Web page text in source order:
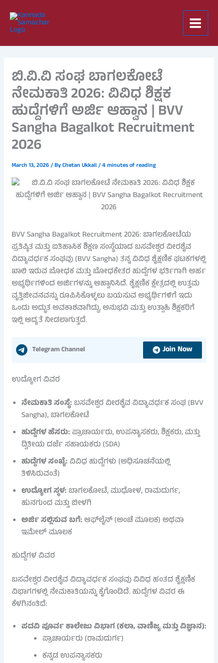
content
ಬಿ.ವಿ.ವಿ ಸಂಘ ಬಾಗಲಕೋಟೆ
ನೇಮಕಾತಿ 2026: ವಿವಿಧ ಶಿಕ್ಷಕ
ಹುದ್ದೆಗಳಿಗೆ ಅರ್ಜಿ ಆಹ್ವಾನ | BVV
Sangha Bagalkot Recruitment
2026
March 13, 2026/ ByChetan Ukkali/4 minutes of reading
BVV Sangha Bagalkot Recruitment 2026: ಬಾಗಲಕೋಟೆಯ
ಪ್ರತಿಷ್ಠಿತ ಮತ್ತು ಐತಿಹಾಸಿಕ ಶಿಕ್ಷಣ ಸಂಸ್ಥೆಯಾದ ಬಸವೇಶ್ವರ ವೀರಶೈವ
ವಿದ್ಯಾವರ್ಧಕ ಸಂಘವು (BVV Sangha) ತನ್ನ ವಿವಿಧ ಶೈಕ್ಷಣಿಕ ಘಟಕಗಳಲ್ಲಿ
ಖಾಲಿ ಇರುವ ಬೋಧಕ ಮತ್ತು ಬೋಧಕೇತರ ಹುದ್ದೆಗಳ ಭರ್ತಿಗಾಗಿ ಅರ್ಹ
ಅಭ್ಯರ್ಥಿಗಳಿಂದ ಅರ್ಜಿಗಳನ್ನು ಆಹ್ವಾನಿಸಿದೆ. ಶೈಕ್ಷಣಿಕ ಕ್ಷೇತ್ರದಲ್ಲಿ ಉತ್ತಮ
ವೃತ್ತಿಜೀವನವನ್ನು ರೂಪಿಸಿಕೊಳ್ಳಲು ಬಯಸುವ ಅಭ್ಯರ್ಥಿಗಳಿಗೆ ಇದು
ಒಂದು ಅದ್ಭುತ ಅವಕಾಶವಾಗಿದ್ದು, ಅನುಭವಿ ಮತ್ತು ಉತ್ಸಾಹಿ ಶಿಕ್ಷಕರಿಗೆ
ಇಲ್ಲಿ ಆದ್ಯತೆ ನೀಡಲಾಗುತ್ತದೆ.
Telegram Channel Join Now
ಉದ್ಯೋಗ ವಿವರ
ನೇಮಕಾತಿ ಸಂಸ್ಥೆ:ಬಸವೇಶ್ವರ ವೀರಶೈವ ವಿದ್ಯಾವರ್ಧಕ ಸಂಘ (BVV
Sangha), ಬಾಗಲಕೋಟೆ
ಹುದ್ದೆಗಳ ಹೆಸರು:ಪ್ರಾಚಾರ್ಯರು, ಉಪನ್ಯಾಸಕರು, ಶಿಕ್ಷಕರು, ಮತ್ತು
ದ್ವಿತೀಯ ದರ್ಜೆ ಸಹಾಯಕರು (SDA)
ಹುದ್ದೆಗಳ ಸಂಖ್ಯೆ:ವಿವಿಧ ಹುದ್ದೆಗಳು (ಅಧಿಸೂಚನೆಯಲ್ಲಿ
ತಿಳಿಸಿರುವಂತೆ)
ಉದ್ಯೋಗ ಸ್ಥಳ:ಬಾಗಲಕೋಟೆ, ಮುಧೋಳ, ರಾಮದುರ್ಗ,
ಹುನಗುಂದ ಮತ್ತು ಬೀಳಗಿ
ಅರ್ಜಿ ಸಲ್ಲಿಸುವ ಬಗೆ:ಆಫ್‌ಲೈನ್ (ಅಂಚೆ ಮೂಲಕ) ಅಥವಾ
ಇಮೇಲ್ ಮೂಲಕ
ಹುದ್ದೆಗಳ ವಿವರ
ಬಸವೇಶ್ವರ ವೀರಶೈವ ವಿದ್ಯಾವರ್ಧಕ ಸಂಘವು ವಿವಿಧ ಹಂತದ ಶೈಕ್ಷಣಿಕ
ವಿಭಾಗಗಳಲ್ಲಿ ನೇಮಕಾತಿಯನ್ನು ಕೈಗೊಂಡಿದೆ. ಹುದ್ದೆಗಳ ವಿವರ ಈ
ಕೆಳಗಿನಂತಿದೆ:
ಪದವಿ ಪೂರ್ವ ಕಾಲೇಜು ವಿಭಾಗ (ಕಲಾ, ವಾಣಿಜ್ಯ ಮತ್ತು ವಿಜ್ಞಾನ):
ಪ್ರಾಚಾರ್ಯರು (ರಾಮದುರ್ಗ)
ಕನ್ನಡ ಉಪನ್ಯಾಸಕರು